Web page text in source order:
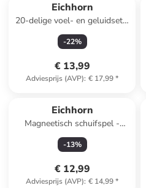
Eichhorn
20-delige voel- en geluidset -
vanaf 12 maanden
-22%
€ 13,99
Adviesprijs (AVP): € 17,99*
Eichhorn
Magneetisch schuifspel -
vanaf 3 jaar
-13%
€ 12,99
Adviesprijs (AVP): € 14,99*